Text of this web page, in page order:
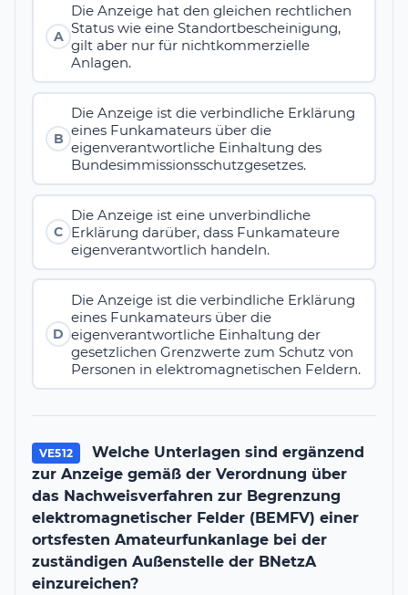
A
Die Anzeige hat den gleichen rechtlichen
Status wie eine Standortbescheinigung,
gilt aber nur für nichtkommerzielle
Anlagen.
B
Die Anzeige ist die verbindliche Erklärung
eines Funkamateurs über die
eigenverantwortliche Einhaltung des
Bundesimmissionsschutzgesetzes.
C
Die Anzeige ist eine unverbindliche
Erklärung darüber, dass Funkamateure
eigenverantwortlich handeln.
D
Die Anzeige ist die verbindliche Erklärung
eines Funkamateurs über die
eigenverantwortliche Einhaltung der
gesetzlichen Grenzwerte zum Schutz von
Personen in elektromagnetischen Feldern.
VE512
Welche Unterlagen sind ergänzend
zur Anzeige gemäß der Verordnung über
das Nachweisverfahren zur Begrenzung
elektromagnetischer Felder (BEMFV) einer
ortsfesten Amateurfunkanlage bei der
zuständigen Außenstelle der BNetzA
einzureichen?